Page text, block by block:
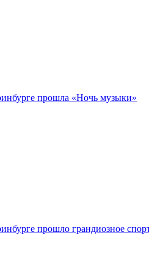
прошла «Ночь музыки»
прошло грандиозное